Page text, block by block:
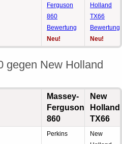
Ferguson
860
Bewertung
Neu!
Holland
TX66
Bewertung
Neu!
gegen New Holland
Massey-
Ferguson
860
New
Holland
TX66
Perkins
New